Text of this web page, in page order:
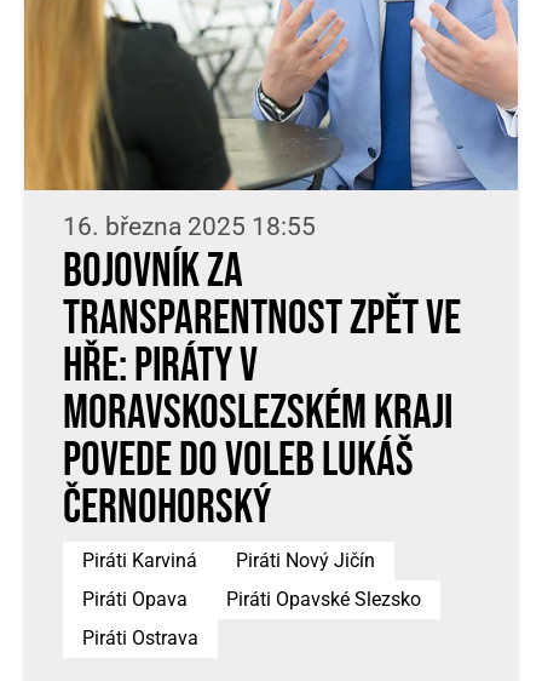
16. března 2025 18:55
Bojovník za
transparentnost zpět ve
hře: Piráty v
Moravskoslezském kraji
povede do voleb Lukáš
Černohorský
Piráti Karviná
Piráti Nový Jičín
Piráti Opava
Piráti Opavské Slezsko
Piráti Ostrava